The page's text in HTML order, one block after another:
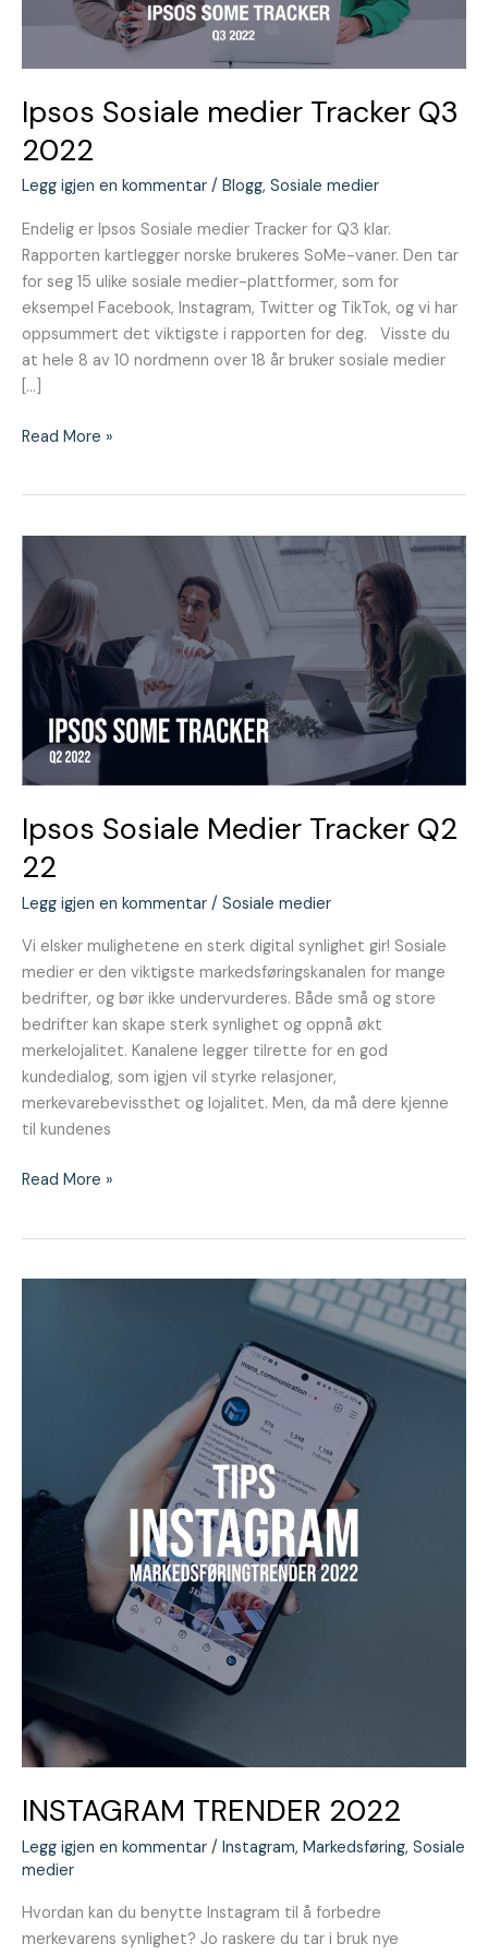
Ipsos Sosiale medier Tracker Q3
2022
Legg igjen en kommentar / Blogg, Sosiale medier
Endelig er Ipsos Sosiale medier Tracker for Q3 klar.
Rapporten kartlegger norske brukeres SoMe-vaner. Den tar
for seg 15 ulike sosiale medier-plattformer, som for
eksempel Facebook, Instagram, Twitter og TikTok, og vi har
oppsummert det viktigste i rapporten for deg. Visste du
at hele 8 av 10 nordmenn over 18 år bruker sosiale medier
[…]
Read More »
Ipsos Sosiale Medier Tracker Q2
22
Legg igjen en kommentar / Sosiale medier
Vi elsker mulighetene en sterk digital synlighet gir! Sosiale
medier er den viktigste markedsføringskanalen for mange
bedrifter, og bør ikke undervurderes. Både små og store
bedrifter kan skape sterk synlighet og oppnå økt
merkelojalitet. Kanalene legger tilrette for en god
kundedialog, som igjen vil styrke relasjoner,
merkevarebevissthet og lojalitet. Men, da må dere kjenne
til kundenes
Sosiale
Medier
Tracker
22
Read More »
INSTAGRAM TRENDER 2022
Legg igjen en kommentar / Instagram, Markedsføring, Sosiale
medier
Hvordan kan du benytte Instagram til å forbedre
merkevarens synlighet? Jo raskere du tar i bruk nye